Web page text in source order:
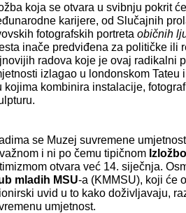
koja se otvara u svibnju pokrit
karijere, od Slučajnih
fotografskih portreta običnih
inače predviđena za političke ili
radova koje je ovaj radikalni
izlagao u londonskom Tateu
kojima kombinira instalacije,
se Muzej suvremene
i ni po čemu tipičnom
otvara već 14. siječnja.
mladih MSU-a (KMMSU), koji će
uvid u to kako doživljavaju,
umjetnost.